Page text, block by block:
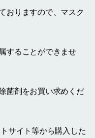
おりますので、マスク
することができませ
菌剤をお買い求めくだ
サイト等から購入した